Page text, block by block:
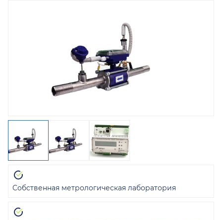
Собственная метрологическая лаборатория